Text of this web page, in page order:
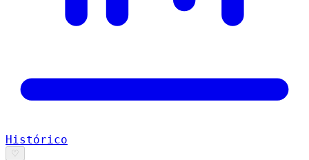
Histórico
♡